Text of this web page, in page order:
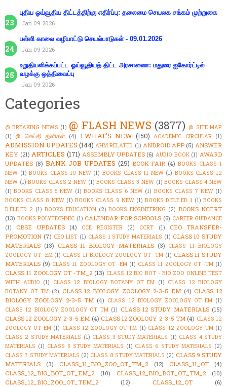
புதிய ஓய்வூதிய திட்டத்திற்கு எதிர்ப்பு: தலைமை செயலக சங்கம் முற்றுகை
Jan 09 2026
பள்ளி காலை வழிபாட்டு செயல்பாடுகள் - 09.01.2026
Jan 09 2026
உறுதியளிக்கப்பட்ட ஓய்வூதியத் திட்ட அரசாணை: மதுரை ஐகோர்ட்டில்
வழக்கு ஒத்திவைப்பு
Jan 09 2026
Categories
@ BREAKING NEWS (1) @ FLASH NEWS (3877) @ SITE MAP
(1) @ செய்தி துளிகள் (4) 1.WHAT'S NEW (150) ACADEMIC CIRCULAR (1)
ADMISSION UPDATES (144) AHM RELATED (1) ANDROID APP (5) ANSWER
KEY (21) ARTICLES (171) ASSEMBLY UPDATES (6) AUDIO BOOK (1) AWARD
UPDATES (8) BANK JOB UPDATES (29) BOOK FAIR (4) BOOKS CLASS 1
NEW (1) BOOKS CLASS 10 NEW (1) BOOKS CLASS 11 NEW (1) BOOKS CLASS 12
NEW (1) BOOKS CLASS 2 NEW (1) BOOKS CLASS 3 NEW (1) BOOKS CLASS 4 NEW
(1) BOOKS CLASS 5 NEW (1) BOOKS CLASS 6 NEW (1) BOOKS CLASS 7 NEW (1)
BOOKS CLASS 8 NEW (1) BOOKS CLASS 9 NEW (1) BOOKS D.ELE.ED 1 (1) BOOKS
D.ELE.ED 2 (1) BOOKS EDUCATION (2) BOOKS ENGINEERING (2) BOOKS NCERT
(13) BOOKS POLYTECHNIC (1) CALENDAR FOR SCHOOLS (6) CAREER GUIDANCE
(1)
CBSE UPDATES (4) CCE REGISTER (2) CCRT (1)
CEO TRANSFER-
PROMOTION (7) CEO LIST (1) CLASS 1 STUDY MATERIALS (1) CLASS 10 STUDY
MATERIALS (13) CLASS 11 BIOLOGY MATERIALS (3) CLASS 11 BIOLOGY
ZOOLOGY OT -EM (1) CLASS 11 BIOLOGY ZOOLOGY OT -TM (1) CLASS 11 STUDY
MATERIALS (9) CLASS 11 ZOOLOGY OT -EM (1) CLASS 11 ZOOLOGY OT -TM (1)
CLASS 11 ZOOLOGY OT -TM_2 (13) CLASS 12 BIO BOT - BIO ZOO ONLINE TEST
WITH AUDIO (1) CLASS 12 BIOLOGY BOTANY OT EM (1) CLASS 12 BIOLOGY
BOTANY OT TM (2) CLASS 12 BIOLOGY ZOOLOGY 2-3-5 EM (4) CLASS 12
BIOLOGY ZOOLOGY 2-3-5 TM (4) CLASS 12 BIOLOGY ZOOLOGY OT EM (1)
CLASS 12 BIOLOGY ZOOLOGY OT TM (1) CLASS 12 STUDY MATERIALS (15)
CLASS 12 ZOOLOGY 2-3-5 EM (4) CLASS 12 ZOOLOGY 2-3-5 TM (4) CLASS 12
ZOOLOGY OT EM (1) CLASS 12 ZOOLOGY OT TM (1) CLASS 12 ZOOLOGY TM (1)
CLASS 2 STUDY MATERIALS (1) CLASS 3 STUDY MATERIALS (1) CLASS 4 STUDY
MATERIALS (1) CLASS 5 STUDY MATERIALS (1) CLASS 6 STUDY MATERIALS (2)
CLASS 7 STUDY MATERIALS (2) CLASS 8 STUDY MATERIALS (2) CLASS 9 STUDY
MATERIALS
(3) CLASS_11_BIO_ZOO_OT_TM_2 (12) CLASS_11_OT
(4)
CLASS_12_BIO_BOT_OT_EM_2
(10) CLASS_12_BIO_BOT_OT_TM_2
(10)
CLASS_12_BIO_ZOO_OT_TEM_2
(12) CLASS_12_OT
(6)